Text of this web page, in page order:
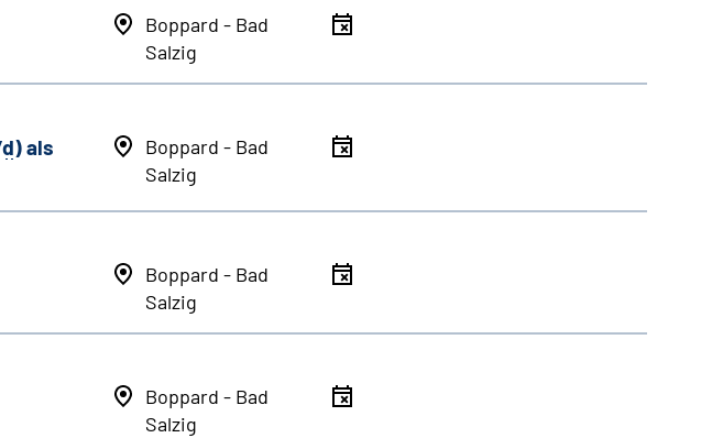
Boppard - Bad
Salzig
d) als
Boppard - Bad
Salzig
Boppard - Bad
Salzig
Boppard - Bad
Salzig